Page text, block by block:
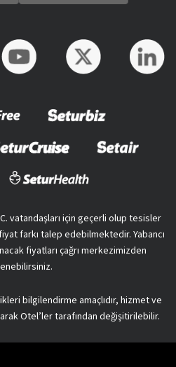
vatandaşları için geçerli olup tesisler
farkı talep edebilmektedir. Yabancı
fiyatları çağrı merkezimizden
bilgilendirme amaçlıdır, hizmet ve
Otel’ler tarafından değişitirilebilir.